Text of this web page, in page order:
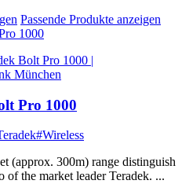
Passende Produkte anzeigen
1000
Pro 1000
#Wireless
(approx. 300m) range distinguish
of the market leader Teradek. ...